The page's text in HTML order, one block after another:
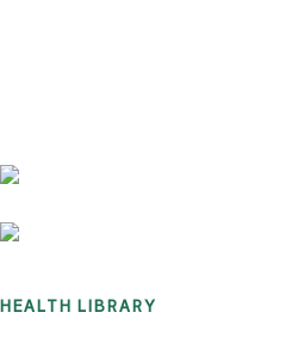
HEALTH LIBRARY